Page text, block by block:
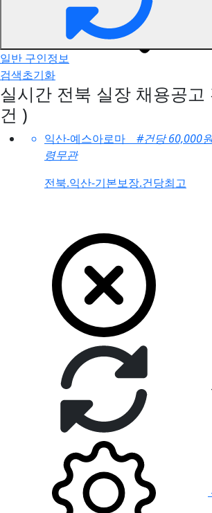
일반 구인정보
검색초기화
실시간 전북 실장 채용공고
건 )
익산-예스아로마 #건당 60,000
령무관
전북.익산-기본보장.건당최고